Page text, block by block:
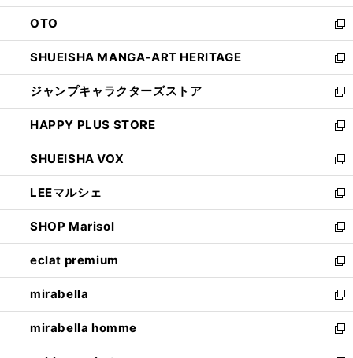
ウ
で
開
く
ン
ド
ウ
で
開
く
OTO
新
し
い
ウ
ィ
ン
ド
ウ
で
開
く
SHUEISHA MANGA-ART HERITAGE
新
し
い
ウ
ィ
ン
ド
ウ
で
開
く
ジャンプキャラクターズストア
新
し
い
ウ
ィ
ン
ド
ウ
で
開
く
HAPPY PLUS STORE
新
し
い
ウ
ィ
ン
ド
ウ
で
開
く
SHUEISHA VOX
新
し
い
ウ
ィ
ン
ド
ウ
で
開
く
LEEマルシェ
新
し
い
ウ
ィ
ン
ド
ウ
で
開
SHOP Marisol
新
し
い
ウ
ィ
ン
ド
ウ
eclat premium
新
し
い
ウ
ィ
ン
mirabella
新
し
い
ウ
mirabella homme
新
し